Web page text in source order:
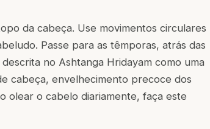
da cabeça. Use movimentos circulares
Passe para as têmporas, atrás das
no Ashtanga Hridayam como uma
cabeça, envelhecimento precoce dos
olear o cabelo diariamente, faça este